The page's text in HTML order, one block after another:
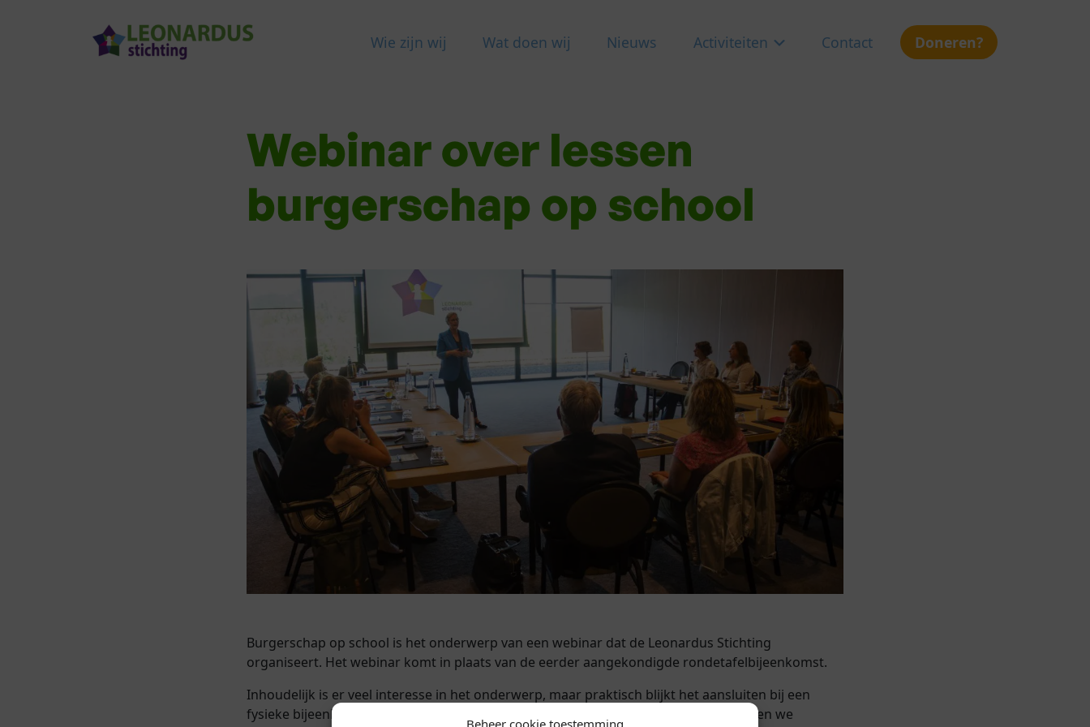
Beheer cookie toestemming
Wie zijn wij Wat doen wij Nieuws Activiteiten Contact Doneren?
Webinar over lessen
burgerschap op school
Burgerschap op school is het onderwerp van een webinar dat de Leonardus Stichting
organiseert. Het webinar komt in plaats van de eerder aangekondigde rondetafelbijeenkomst.
Inhoudelijk is er veel interesse in het onderwerp, maar praktisch blijkt het aansluiten bij een
fysieke bijeenkomst voor veel van de genodigden een drempel. Om die reden hebben we